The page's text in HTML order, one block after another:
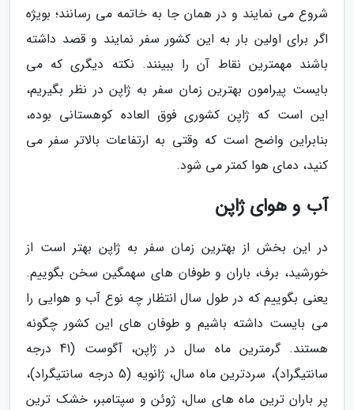
شروع می نمایند و در همان جا به خاتمه می رسانند؛ بویژه
اگر برای اولین بار به این کشور سفر نمایند و قصد داشته
باشند مهمترین نقاط آن را ببینند. نکته دیگری که می
بایست پیرامون بهترین زمان سفر به ژاپن در نظر بگیریم،
این است که ژاپن کشوری فوق العاده کوهستانی بوده،
بنابراین واضح است که وقتی به ارتفاعات بالاتر سفر می
کنید، دمای هوا کمتر می شود.
آب و هوای ژاپن
در این بخش از بهترین زمان سفر به ژاپن بهتر است از
خورشید، برف، باران و طوفان های سهمگین سخن بگوییم.
یعنی بگوییم که در طول سال انتظار چه نوع آب و هوایی را
می بایست داشته باشیم و طوفان های این کشور چگونه
هستند. گرمترین ماه سال در ژاپن، آگوست (41 درجه
سانتیگراد)، سردترین ماه سال، ژانویه (5 درجه سانتیگراد)،
پر باران ترین ماه های سال، ژوئن و سپتامبر، خشک ترین